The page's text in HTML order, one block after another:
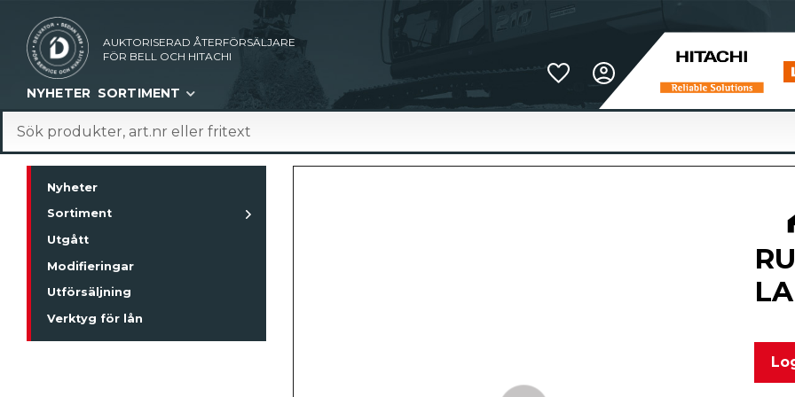
AUKTORISERAD ÅTERFÖRSÄLJARE
FÖR BELL OCH HITACHI
Favoriter
NYHETER SORTIMENT
Nyheter
Sortiment
Utgått
Modifieringar
Utförsäljning
Verktyg för lån